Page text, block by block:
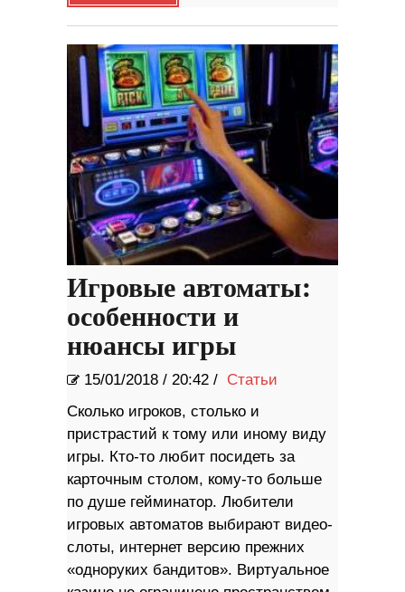
Игровые автоматы:
особенности и
нюансы игры
15/01/2018 / 20:42 / Статьи
Сколько игроков, столько и
пристрастий к тому или иному виду
игры. Кто-то любит посидеть за
карточным столом, кому-то больше
по душе гейминатор. Любители
игровых автоматов выбирают видео-
слоты, интернет версию прежних
«одноруких бандитов». Виртуальное